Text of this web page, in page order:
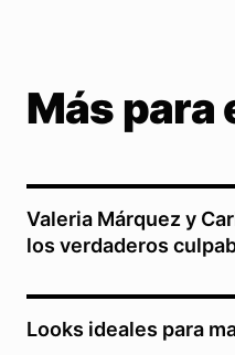
Más para
Valeria Márquez y
los verdaderos
Looks ideales para